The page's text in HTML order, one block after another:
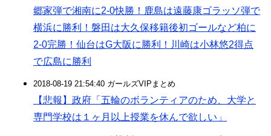
郷家弾で湘南に2-0快勝！鹿島は遠藤康ゴラッソ弾で
横浜に勝利！磐田は大久保移籍後初ゴールなど柏に
2-0完勝！仙台はG大阪に勝利！川崎は小林悠2得点
で広島に勝利
2018-08-19 21:54:40 ガールズVIPまとめ
【悲報】政府「五輪のボランティアのため、大学と
専門学校は１ヶ月以上授業を休んで欲しい」